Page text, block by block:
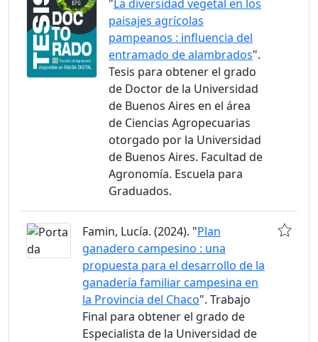
"La diversidad vegetal en los
paisajes agrícolas
pampeanos : influencia del
entramado de alambrados".
Tesis para obtener el grado
de Doctor de la Universidad
de Buenos Aires en el área
de Ciencias Agropecuarias
otorgado por la Universidad
de Buenos Aires. Facultad de
Agronomía. Escuela para
Graduados.
Famin, Lucía. (2024). "Plan
ganadero campesino : una
propuesta para el desarrollo de la
ganadería familiar campesina en
la Provincia del Chaco". Trabajo
Final para obtener el grado de
Especialista de la Universidad de